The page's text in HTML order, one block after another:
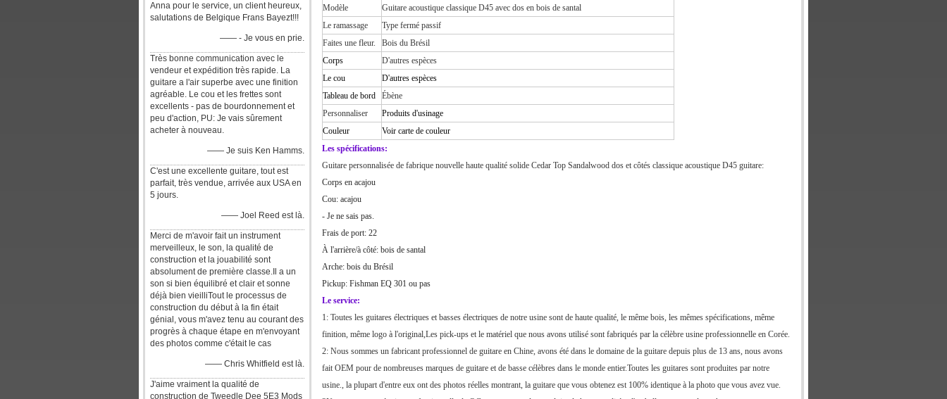
Anna pour le service, un client heureux,
salutations de Belgique Frans Bayezt!!!
—— - Je vous en prie.
Très bonne communication avec le
vendeur et expédition très rapide. La
guitare a l'air superbe avec une finition
agréable. Le cou et les frettes sont
excellents - pas de bourdonnement et
peu d'action, PU: Je vais sûrement
acheter à nouveau.
—— Je suis Ken Hamms.
C'est une excellente guitare, tout est
parfait, très vendue, arrivée aux USA en
5 jours.
—— Joel Reed est là.
Merci de m'avoir fait un instrument
merveilleux, le son, la qualité de
construction et la jouabilité sont
absolument de première classe.Il a un
son si bien équilibré et clair et sonne
déjà bien vieilliTout le processus de
construction du début à la fin était
génial, vous m'avez tenu au courant des
progrès à chaque étape en m'envoyant
des photos comme c'était le cas
—— Chris Whitfield est là.
J'aime vraiment la qualité de
construction de Tweedle Dee 5E3 Mods
Modèle
Guitare acoustique classique D45 avec dos en bois de santal
Le ramassage
Type fermé passif
Faites une fleur.
Bois du Brésil
Corps
D'autres espèces
Le cou
D'autres espèces
Tableau de bord
Ébène
Personnaliser
Produits d'usinage
Couleur
Voir carte de couleur
Les spécifications:
Guitare personnalisée de fabrique nouvelle haute qualité solide Cedar Top Sandalwood dos et côtés classique acoustique D45 guitare:
Corps en acajou
Cou: acajou
- Je ne sais pas.
Frais de port: 22
À l'arrière/à côté: bois de santal
Arche: bois du Brésil
Pickup: Fishman EQ 301 ou pas
Le service:
1: Toutes les guitares électriques et basses électriques de notre usine sont de haute qualité, le même bois, les mêmes spécifications, même
finition, même logo à l'original,Les pick-ups et le matériel que nous avons utilisé sont fabriqués par la célèbre usine professionnelle en Corée.
2: Nous sommes un fabricant professionnel de guitare en Chine, avons été dans le domaine de la guitare depuis plus de 13 ans, nous avons
fait OEM pour de nombreuses marques de guitare et de basse célèbres dans le monde entier.Toutes les guitares sont produites par notre
usine., la plupart d'entre eux ont des photos réelles montrant, la guitare que vous obtenez est 100% identique à la photo que vous avez vue.